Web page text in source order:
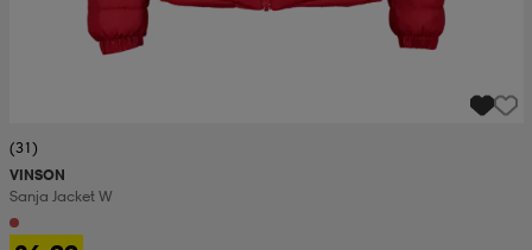
(31)
VINSON
Sanja Jacket W